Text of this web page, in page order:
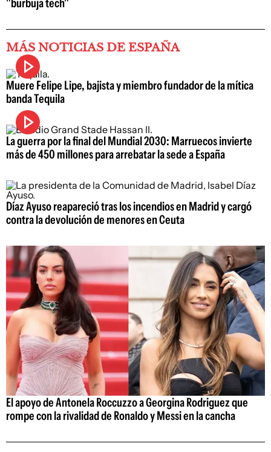
MÁS NOTICIAS DE ESPAÑA
Muere Felipe Lipe, bajista y miembro fundador de la mítica
banda Tequila
La guerra por la final del Mundial 2030: Marruecos invierte
más de 450 millones para arrebatar la sede a España
Díaz Ayuso reapareció tras los incendios en Madrid y cargó
contra la devolución de menores en Ceuta
El apoyo de Antonela Roccuzzo a Georgina Rodriguez que
rompe con la rivalidad de Ronaldo y Messi en la cancha